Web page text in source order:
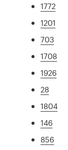
1772
1201
703
1708
1926
28
1804
146
856